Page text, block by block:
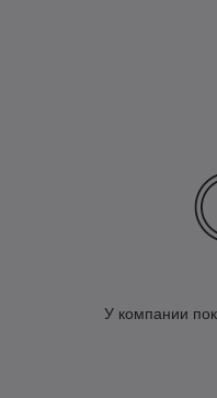
У компании